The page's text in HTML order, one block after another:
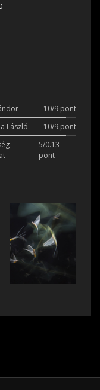
10/9 pont
László
10/9 pont
5/0.13
pont